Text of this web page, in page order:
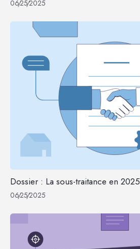
06/25/2025
Dossier : La sous-traitance en 2025
06/25/2025